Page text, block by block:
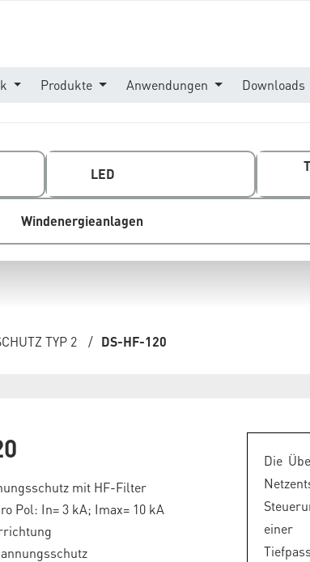
Produkte Anwendungen Downloads
LED
Windenergieanlagen
TYP 2 / DS-HF-120
mit HF-Filter
Pol: In= 3 kA; Imax= 10 kA
Die
einer